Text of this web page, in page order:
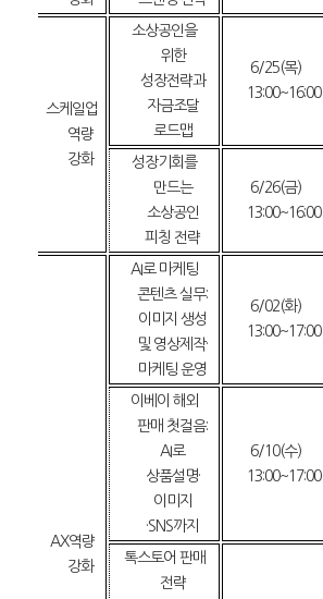
스케일업
역량
강화
소상공인을
위한
성장전략과
자금조달
로드맵
6/25(목)
13:00~16:00
성장기회를
만드는
소상공인
피칭 전략
6/26(금)
13:00~16:00
AX역량
강화
AI로 마케팅
콘텐츠 실무:
이미지 생성
및 영상제작·
마케팅 운영
6/02(화)
13:00~17:00
이베이 해외
판매 첫걸음:
AI로
상품설명·
이미지
·SNS까지
6/10(수)
13:00~17:00
톡스토어 판매
전략